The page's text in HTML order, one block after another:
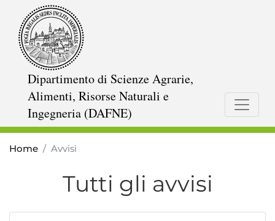
Dipartimento di Scienze Agrarie,
Alimenti, Risorse Naturali e
Ingegneria (DAFNE)
Home Avvisi
Tutti gli avvisi